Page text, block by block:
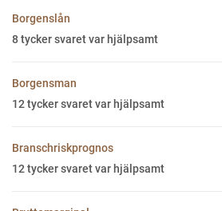
Borgenslån
8tycker svaret var hjälpsamt
Borgensman
12tycker svaret var hjälpsamt
Branschriskprognos
12tycker svaret var hjälpsamt